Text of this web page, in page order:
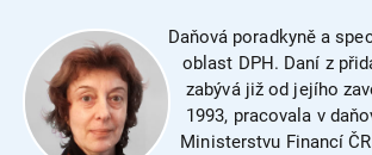
Daňová poradkyně a
oblast DPH. Daní z
zabývá již od jejího
1993, pracovala v
Ministerstvu Financí